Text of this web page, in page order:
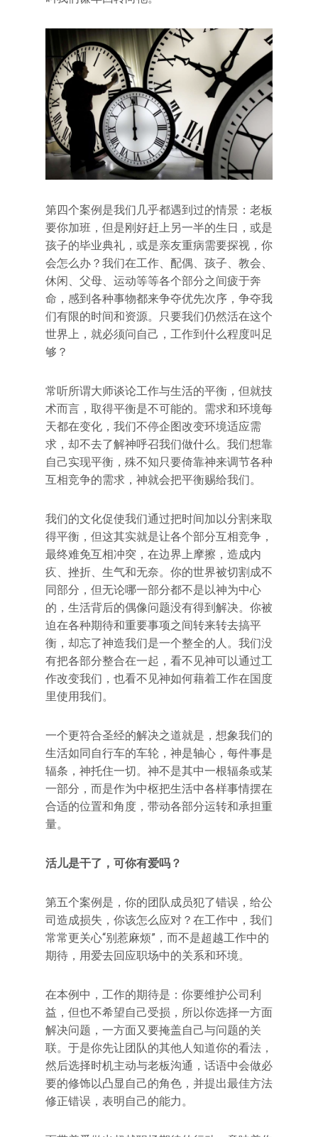
第四个案例是我们几乎都遇到过的情景：老板
要你加班，但是刚好赶上另一半的生日，或是
孩子的毕业典礼，或是亲友重病需要探视，你
会怎么办？我们在工作、配偶、孩子、教会、
休闲、父母、运动等等各个部分之间疲于奔
命，感到各种事物都来争夺优先次序，争夺我
们有限的时间和资源。只要我们仍然活在这个
世界上，就必须问自己，工作到什么程度叫足
够？
常听所谓大师谈论工作与生活的平衡，但就技
术而言，取得平衡是不可能的。需求和环境每
天都在变化，我们不停企图改变环境适应需
求，却不去了解神呼召我们做什么。我们想靠
自己实现平衡，殊不知只要倚靠神来调节各种
互相竞争的需求，神就会把平衡赐给我们。
我们的文化促使我们通过把时间加以分割来取
得平衡，但这其实就是让各个部分互相竞争，
最终难免互相冲突，在边界上摩擦，造成内
疚、挫折、生气和无奈。你的世界被切割成不
同部分，但无论哪一部分都不是以神为中心
的，生活背后的偶像问题没有得到解决。你被
迫在各种期待和重要事项之间转来转去搞平
衡，却忘了神造我们是一个整全的人。我们没
有把各部分整合在一起，看不见神可以通过工
作改变我们，也看不见神如何藉着工作在国度
里使用我们。
一个更符合圣经的解决之道就是，想象我们的
生活如同自行车的车轮，神是轴心，每件事是
辐条，神托住一切。神不是其中一根辐条或某
一部分，而是作为中枢把生活中各样事情摆在
合适的位置和角度，带动各部分运转和承担重
量。
活儿是干了，可你有爱吗？
第五个案例是，你的团队成员犯了错误，给公
司造成损失，你该怎么应对？在工作中，我们
常常更关心“别惹麻烦”，而不是超越工作中的
期待，用爱去回应职场中的关系和环境。
在本例中，工作的期待是：你要维护公司利
益，但也不希望自己受损，所以你选择一方面
解决问题，一方面又要掩盖自己与问题的关
联。于是你先让团队的其他人知道你的看法，
然后选择时机主动与老板沟通，话语中会做必
要的修饰以凸显自己的角色，并提出最佳方法
修正错误，表明自己的能力。